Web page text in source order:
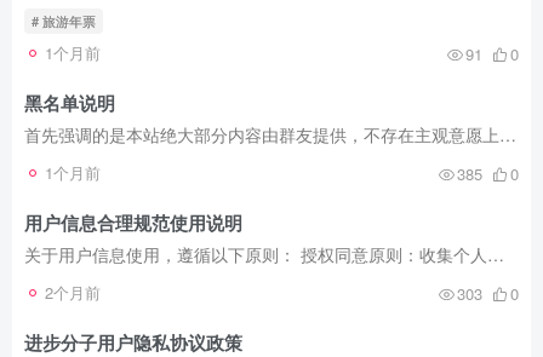
# 旅游年票
1个月前 91 0
黑名单说明
首先强调的是本站绝大部分内容由群友提供，不存在主观意愿上的虚假，但是不排除存在一定的概率信息更新不及时产生的信息错误，由于无法也不能完成信息真实性验证，所以需要自主辨别。 对于无法...
1个月前 385 0
用户信息合理规范使用说明
关于用户信息使用，遵循以下原则： 授权同意原则：收集个人信息应向个人信息主体告知收集、使用个人信息的目的、方式和范围等规则，并获得个人信息主体的授权同意。自主选择原则：当产品或服务...
2个月前 303 0
进步分子用户隐私协议政策